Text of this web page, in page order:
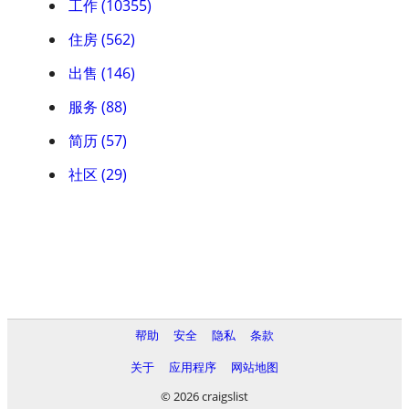
工作 (10355)
住房 (562)
出售 (146)
服务 (88)
简历 (57)
社区 (29)
帮助 安全 隐私
条款
关于
应用程序
网站地图
© 2026 craigslist